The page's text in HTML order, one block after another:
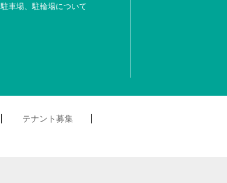
駐車場、駐輪場について
テナント募集